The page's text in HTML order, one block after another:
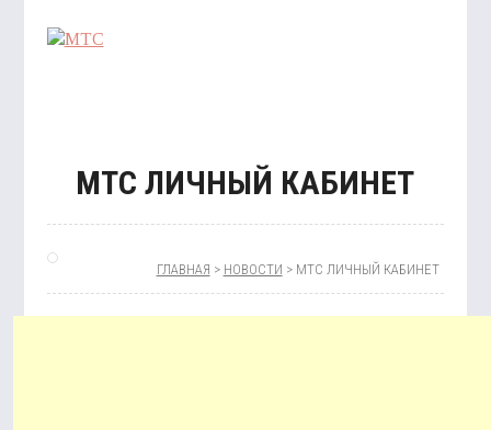
МТС ЛИЧНЫЙ КАБИНЕТ
ГЛАВНАЯ > НОВОСТИ > МТС ЛИЧНЫЙ КАБИНЕТ